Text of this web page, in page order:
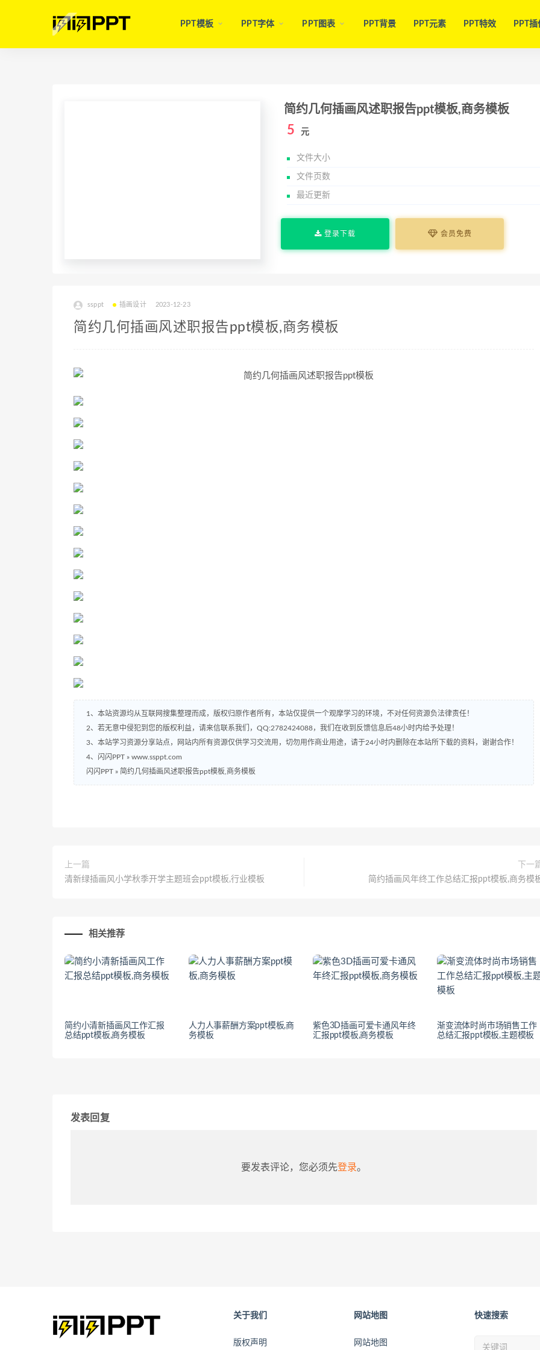
PPT模板 PPT字体 PPT图表 PPT背景 PPT元素 PPT特效 PPT插
简约几何插画风述职报告ppt模板,商务模板
5 元
文件大小
文件页数
最近更新
登录下载 会员免费
ssppt 插画设计 2023-12-23
简约几何插画风述职报告ppt模板,商务模板
1、本站资源均从互联网搜集整理而成，版权归原作者所有，本站仅提供一个观摩学习的环境，不对任何资源负法律责任！
2、若无意中侵犯到您的版权利益，请来信联系我们，QQ:2782424088，我们在收到反馈信息后48小时内给予处理！
3、本站学习资源分享站点，网站内所有资源仅供学习交流用，切勿用作商业用途，请于24小时内删除在本站所下载的资料，谢谢合作！
4、闪闪PPT » www.ssppt.com
闪闪PPT » 简约几何插画风述职报告ppt模板,商务模板
上一篇
清新绿插画风小学秋季开学主题班会ppt模板,行业模板
下一
简约插画风年终工作总结汇报ppt模板,商务模
相关推荐
简约小清新插画风工作汇报
总结ppt模板,商务模板
人力人事薪酬方案ppt模板,商
务模板
紫色3D插画可爱卡通风年终
汇报ppt模板,商务模板
渐变流体时尚市场销售工作
总结汇报ppt模板,主题模板
发表回复
要发表评论，您必须先登录。
关于我们
版权声明
网站地图
网站地图
快速搜索